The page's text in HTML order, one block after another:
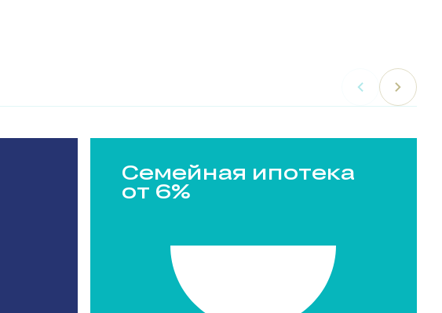
Семейная ипотека
от 6%